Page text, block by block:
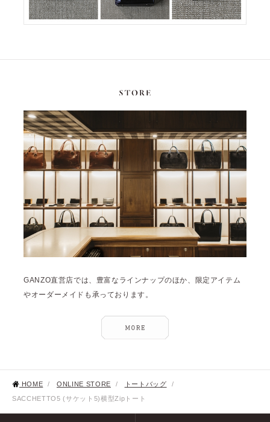
GANZO直営店では、豊富なラインナップのほか、限定アイテム
やオーダーメイドも承っております。
HOME / ONLINE STORE / トートバッグ
/
SACCHETTO5 (サケット5)横型Zipトート